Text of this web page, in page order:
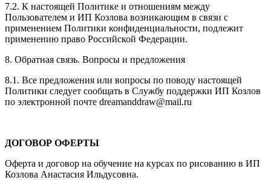
7.2. К настоящей Политике и отношениям между
Пользователем и ИП Козлова возникающим в связи с
применением Политики конфиденциальности, подлежит
применению право Российской Федерации.
8. Обратная связь. Вопросы и предложения
8.1. Все предложения или вопросы по поводу настоящей
Политики следует сообщать в Службу поддержки ИП Козлов
по электронной почте dreamanddraw@mail.ru
ДОГОВОР ОФЕРТЫ
Оферта и договор на обучение на курсах по рисованию в ИП
Козлова Анастасия Ильдусовна.